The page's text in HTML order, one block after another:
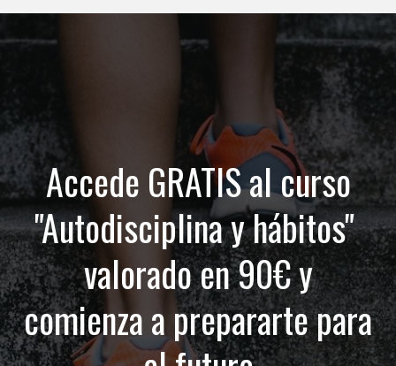
Accede GRATIS al curso
"Autodisciplina y hábitos"
valorado en 90€ y
comienza a prepararte para